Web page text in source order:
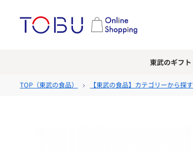
東武のギフト
TOP（東武の食品） 【東武の食品】カテゴリーから探す